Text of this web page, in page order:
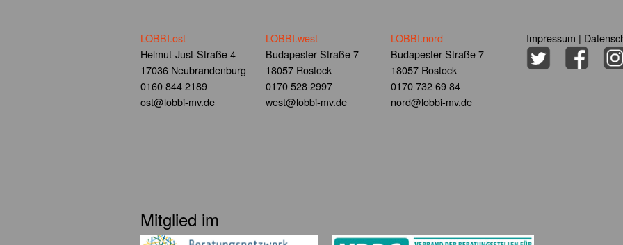
LOBBI.ost
Helmut-Just-Straße 4
17036 Neubrandenburg
0160 844 2189
ost@lobbi-mv.de
LOBBI.west
Budapester Straße 7
18057 Rostock
0170 528 2997
west@lobbi-mv.de
LOBBI.nord
Budapester Straße 7
18057 Rostock
0170 732 69 84
nord@lobbi-mv.de
Impressum |
Mitglied im